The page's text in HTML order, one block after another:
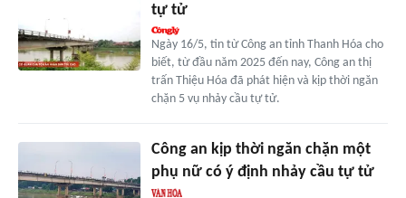
tự tử
Ngày 16/5, tin từ Công an tỉnh Thanh Hóa cho
biết, từ đầu năm 2025 đến nay, Công an thị
trấn Thiệu Hóa đã phát hiện và kịp thời ngăn
chặn 5 vụ nhảy cầu tự tử.
Công an kịp thời ngăn chặn một
phụ nữ có ý định nhảy cầu tự tử